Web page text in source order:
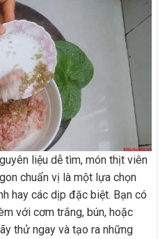
liệu dễ tìm, món thịt viên
chuẩn vị là một lựa chọn
hay các dịp đặc biệt. Bạn có
với cơm trắng, bún, hoặc
thử ngay và tạo ra những